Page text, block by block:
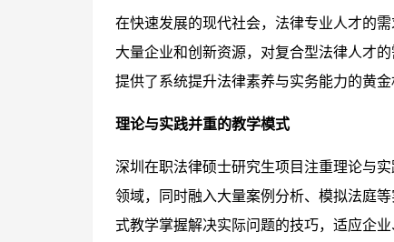
在快速发展的现代社会，法律专业人才的
大量企业和创新资源，对复合型法律人才的
提供了系统提升法律素养与实务能力的黄
理论与实践并重的教学模式
深圳在职法律硕士研究生项目注重理论与
领域，同时融入大量案例分析、模拟法庭
式教学掌握解决实际问题的技巧，适应企